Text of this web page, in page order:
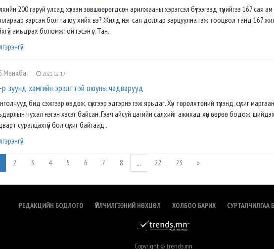
200 гаруй улсад хүлээн зөвшөөрөгдсөн арилжааны хэрэгсэл бүтээгээд түүнийгээ 167 сая ам
зарсан бол та юу хийх вэ? Жилд нэг сая доллар зарцуулна гэж тооцвол танд 167
амьдрах боломжтой гэсэн үг. Тан..
2021-02-17
зуунд хамгийн эрэлттэй оюуны чадварууд
бид сэжгээр өвдөж, сүжгээр эдгэрнэ гэж ярьдаг. Хүн төрөлхтөний түүхэнд, сүжиг
чухал нэгэн хэсэг байсан. Гэвч айсуй цагийн салхийг ажихад хүн өөрөө бодож, шийдэх
суралцахгүй бол сүжиг байгаад..
2 3 4 5 6 7 8 ... 22 23 »
РЕДАКЦИЙН БОДЛОГО ҮЙЛЧИЛГЭЭНИЙ НӨХЦӨЛ ХОЛБОО БАРИХ СУРТАЛЧИЛГАА
Copyright © trends.mn